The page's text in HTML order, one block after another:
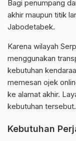
Bagi penumpang
akhir maupun titik
Jabodetabek.
Karena wilayah
menggunakan
kebutuhan
memesan ojek
ke alamat akhir.
kebutuhan tersebut.
Kebutuhan